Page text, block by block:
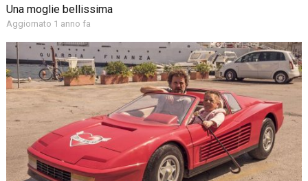
Una moglie bellissima
Aggiornato 1 anno fa